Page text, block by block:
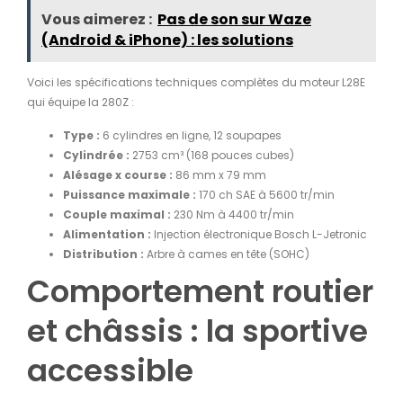
Vous aimerez : Pas de son sur Waze
(Android & iPhone) : les solutions
Voici les spécifications techniques complètes du moteur L28E
qui équipe la 280Z :
Type : 6 cylindres en ligne, 12 soupapes
Cylindrée : 2753 cm³ (168 pouces cubes)
Alésage x course : 86 mm x 79 mm
Puissance maximale : 170 ch SAE à 5600 tr/min
Couple maximal : 230 Nm à 4400 tr/min
Alimentation : Injection électronique Bosch L-Jetronic
Distribution : Arbre à cames en tête (SOHC)
Comportement routier
et châssis : la sportive
accessible